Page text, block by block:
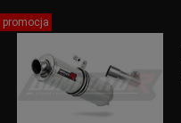
promocja